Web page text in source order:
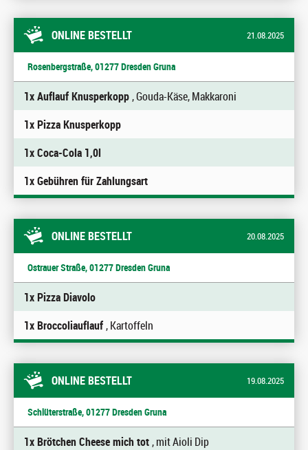
ONLINE BESTELLT 21.08.2025
Rosenbergstraße, 01277 Dresden Gruna
1x Auflauf Knusperkopp, Gouda-Käse, Makkaroni
1x Pizza Knusperkopp
1x Coca-Cola 1,0l
1x Gebühren für Zahlungsart
ONLINE BESTELLT 20.08.2025
Ostrauer Straße, 01277 Dresden Gruna
1x Pizza Diavolo
1x Broccoliauflauf, Kartoffeln
ONLINE BESTELLT 19.08.2025
Schlüterstraße, 01277 Dresden Gruna
1x Brötchen Cheese mich tot, mit Aioli Dip